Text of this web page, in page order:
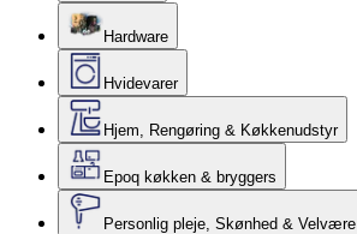
Hardware
Hvidevarer
Hjem, Rengøring & Køkkenudstyr
Epoq køkken & bryggers
Personlig pleje, Skønhed & Velvære